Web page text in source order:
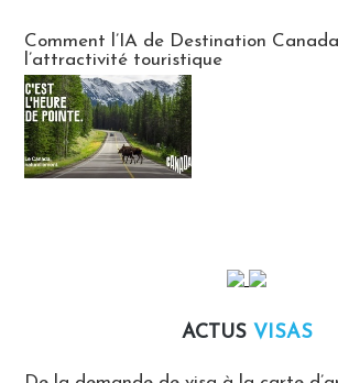
Comment l’IA de Destination
l’attractivité touristique
ACTUS VISAS